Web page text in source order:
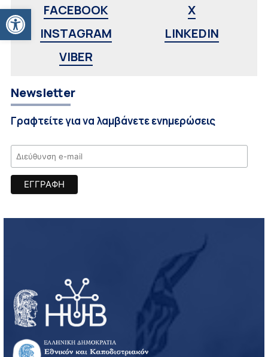
Ανοίξτε τη γραμμή εργαλείων
FACEBOOK
X
INSTAGRAM
LINKEDIN
VIBER
Newsletter
Γραφτείτε για να λαμβάνετε ενημερώσεις